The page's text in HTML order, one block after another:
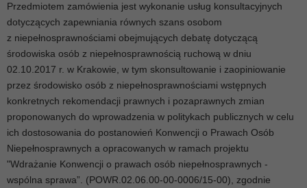
Przedmiotem zamówienia jest wykonanie usług konsultacyjnych
dotyczących zapewniania równych szans osobom
z niepełnosprawnościami obejmujących debatę dotyczącą
środowiska osób z niepełnosprawnością ruchową w dniu
02.10.2017 r. w Krakowie, w tym skonsultowanie i zaopiniowanie
przez środowisko osób z niepełnosprawnościami wstępnych
konkretnych rekomendacji prawnych i pozaprawnych zmian
proponowanych do wprowadzenia w politykach publicznych w celu
ich dostosowania do postanowień Konwencji o Prawach Osób
Niepełnosprawnych a opracowanych w ramach projektu
"Wdrażanie Konwencji o prawach osób niepełnosprawnych -
wspólna sprawa”. (POWR.02.06.00-00-0006/15-00), zgodnie